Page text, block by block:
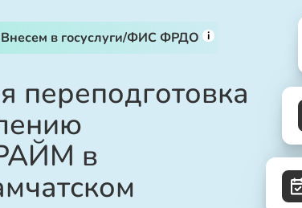
Внесем в госуслуги/ФИС ФРДО i
переподготовка
в